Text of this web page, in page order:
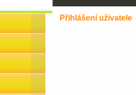
Přihlášení uživatele